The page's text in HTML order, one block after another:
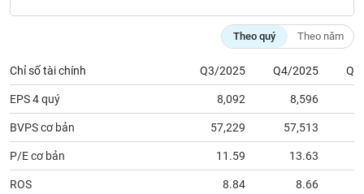
Theo quý Theo năm
Chỉ số tài chính Q3/2025 Q4/2025
EPS 4 quý 8,092 8,596
BVPS cơ bản 57,229 57,513
P/E cơ bản 11.59 13.63
ROS 8.84 8.66